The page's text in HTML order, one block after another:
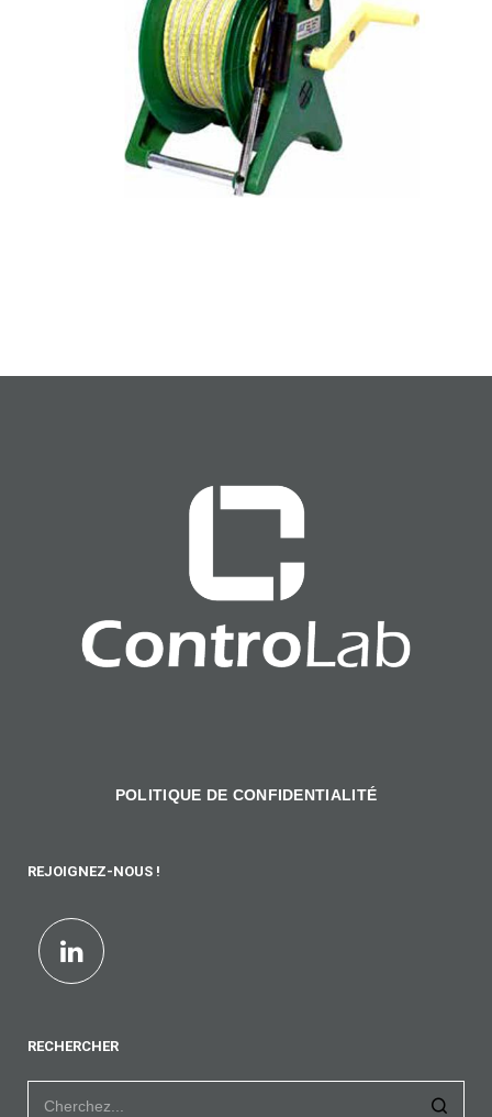
POLITIQUE DE CONFIDENTIALITÉ
REJOIGNEZ-NOUS !
RECHERCHER